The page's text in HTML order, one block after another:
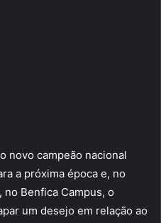
novo campeão nacional
a próxima época e, no
no Benfica Campus, o
um desejo em relação ao